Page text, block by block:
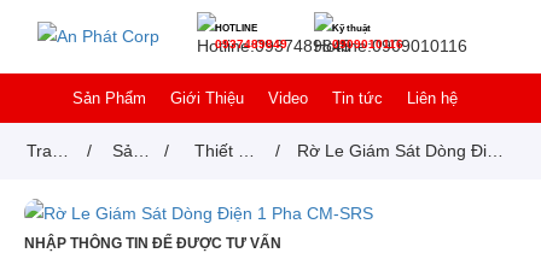
HOTLINE
0937489849
Kỹ thuật
0909010116
Sản Phẩm Giới Thiệu Video Tin tức Liên hệ
Trang
chủ
/ Sản / Thiết bị / Rờ Le Giám Sát Dòng Điện
NHẬP THÔNG TIN ĐỂ ĐƯỢC TƯ VẤN